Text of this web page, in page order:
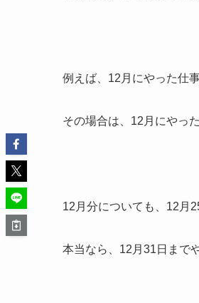
例えば、12月にやった仕
その場合は、12月にやっ
12月分についても、12月
本当なら、12月31日まで